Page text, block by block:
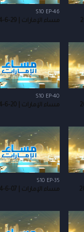
S10 EP-46
مساء الإمارات | 29-6-2024
S10 EP-40
مساء الإمارات | 20-6-2024
S10 EP-35
مساء الإمارات | 07-6-2024